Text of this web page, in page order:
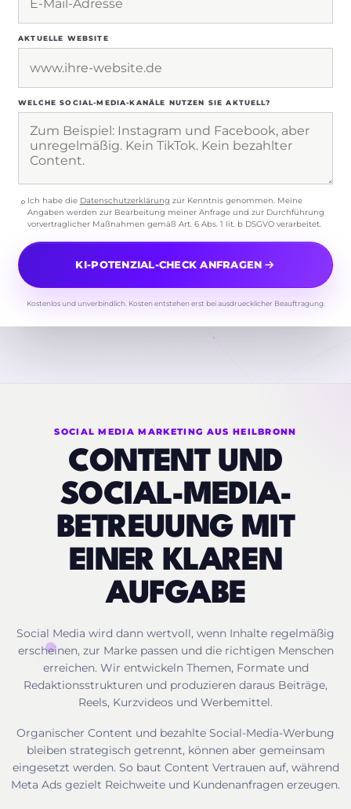
AKTUELLE WEBSITE
WELCHE SOCIAL-MEDIA-KANÄLE NUTZEN SIE AKTUELL?
Ich habe die Datenschutzerklärung zur Kenntnis genommen. Meine
Angaben werden zur Bearbeitung meiner Anfrage und zur Durchführung
vorvertraglicher Maßnahmen gemäß Art. 6 Abs. 1 lit. b DSGVO verarbeitet.
KI-POTENZIAL-CHECK ANFRAGEN
Kostenlos und unverbindlich. Kosten entstehen erst bei ausdruecklicher Beauftragung.
SOCIAL MEDIA MARKETING AUS HEILBRONN
CONTENT UND
SOCIAL-MEDIA-
BETREUUNG MIT
EINER KLAREN
AUFGABE
Social Media wird dann wertvoll, wenn Inhalte regelmäßig
erscheinen, zur Marke passen und die richtigen Menschen
erreichen. Wir entwickeln Themen, Formate und
Redaktionsstrukturen und produzieren daraus Beiträge,
Reels, Kurzvideos und Werbemittel.
Organischer Content und bezahlte Social-Media-Werbung
bleiben strategisch getrennt, können aber gemeinsam
eingesetzt werden. So baut Content Vertrauen auf, während
Meta Ads gezielt Reichweite und Kundenanfragen erzeugen.